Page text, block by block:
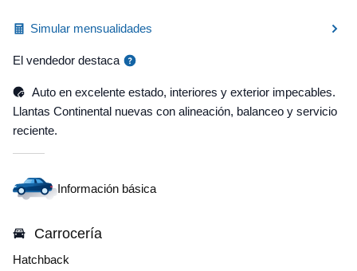
Simular mensualidades
El vendedor destaca
Auto en excelente estado, interiores y exterior impecables.
Llantas Continental nuevas con alineación, balanceo y servicio
reciente.
Información básica
Carrocería
Hatchback